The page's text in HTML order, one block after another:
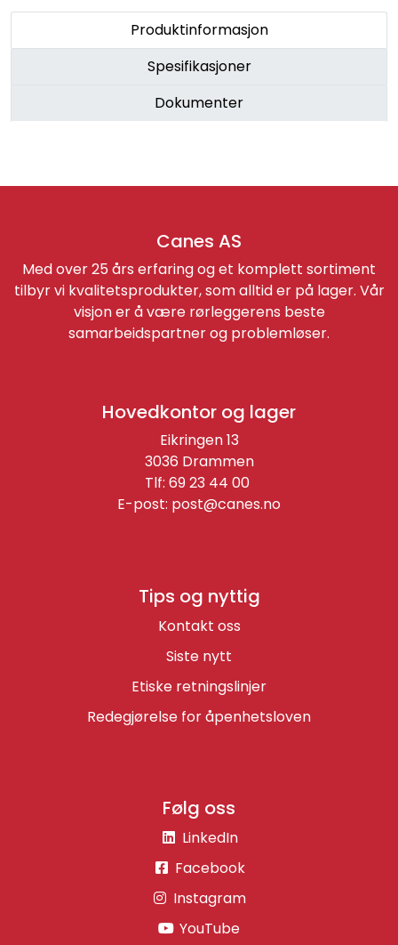
Produktinformasjon
Spesifikasjoner
Dokumenter
Canes AS
Med over 25 års erfaring og et komplett sortiment
tilbyr vi kvalitetsprodukter, som alltid er på lager. Vår
visjon er å være rørleggerens beste
samarbeidspartner og problemløser.
Tips og nyttig
Kontakt oss
Siste nytt
Etiske retningslinjer
Redegjørelse for åpenhetsloven
Følg oss
LinkedIn
Facebook
Instagram
YouTube
Hovedkontor og lager
Eikringen 13
3036 Drammen
Tlf: 69 23 44 00
E-post: post@canes.no